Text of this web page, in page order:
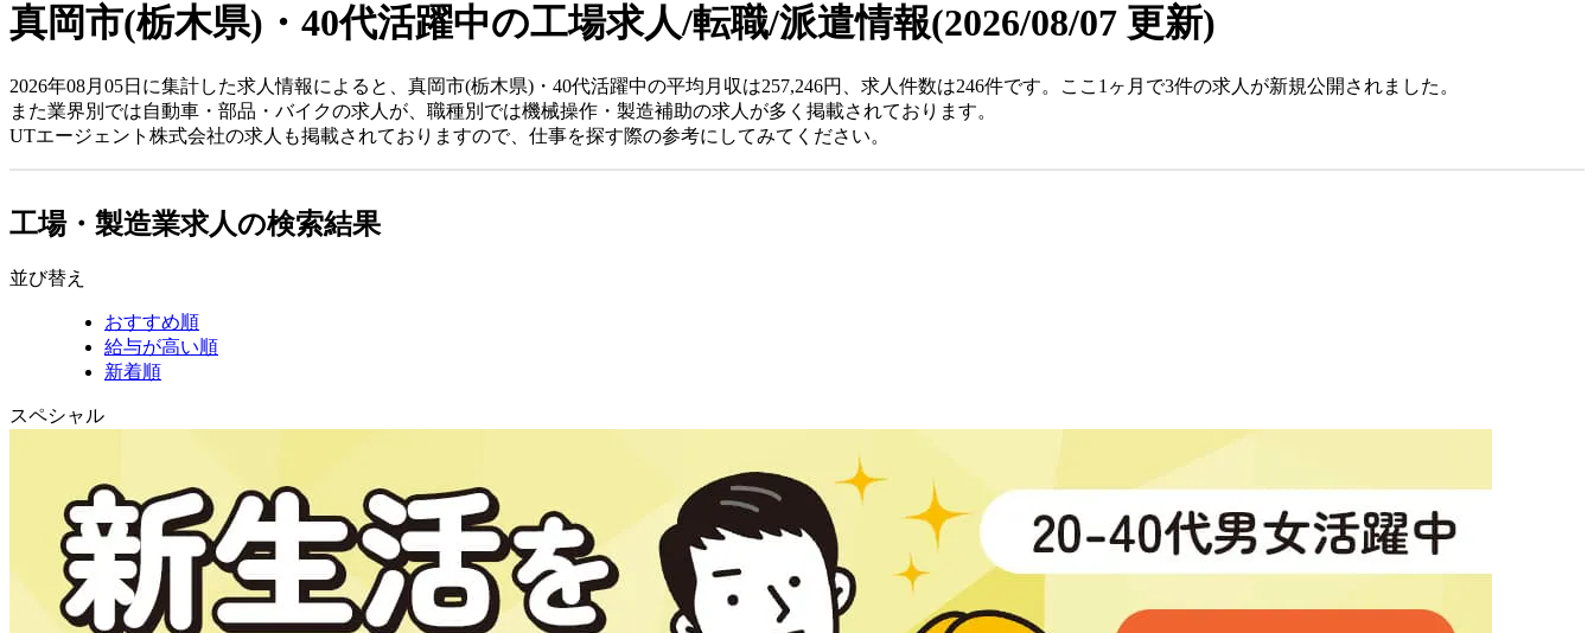
真岡市(栃木県)・40代活躍中の工場求人/転職/派遣情報(2026/08/07 更新)
2026年08月05日に集計した求人情報によると、真岡市(栃木県)・40代活躍中の平均月収は257,246円、求人件数は246件です。ここ1ヶ月で3件の求人が新規公開されました。
また業界別では自動車・部品・バイクの求人が、職種別では機械操作・製造補助の求人が多く掲載されております。
UTエージェント株式会社の求人も掲載されておりますので、仕事を探す際の参考にしてみてください。
工場・製造業求人の検索結果
並び替え
おすすめ順
給与が高い順
新着順
スペシャル